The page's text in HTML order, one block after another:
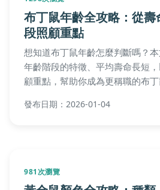
布丁鼠年齡全攻略：從壽